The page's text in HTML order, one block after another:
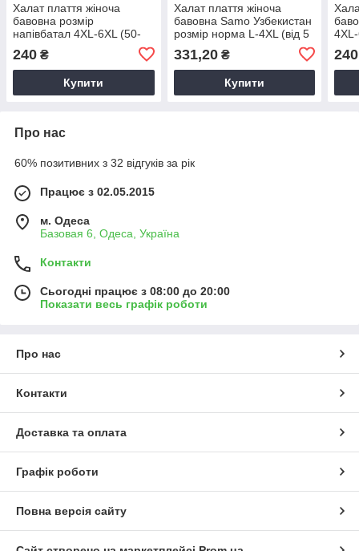
Халат плаття жіноча
бавовна розмір
напівбатал 4XL-6XL (50-
240 ₴
Купити
Халат плаття жіноча
бавовна Samo Узбекистан
розмір норма L-4XL (від 5
331,20₴
Купити
240
Про нас
60% позитивних з 32 відгуків за рік
Працює з 02.05.2015
м. Одеса
Базовая 6, Одеса, Україна
Контакти
Сьогодні працює з 08:00 до 20:00
Показати весь графік роботи
Про нас
Контакти
Доставка та оплата
Графік роботи
Повна версія сайту